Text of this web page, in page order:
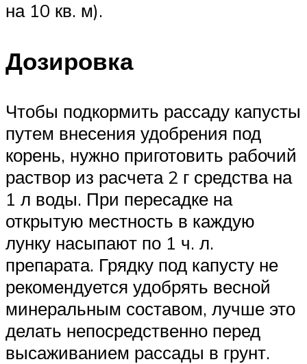
на 10 кв. м).
Дозировка
Чтобы подкормить рассаду капусты
путем внесения удобрения под
корень, нужно приготовить рабочий
раствор из расчета 2 г средства на
1 л воды. При пересадке на
открытую местность в каждую
лунку насыпают по 1 ч. л.
препарата. Грядку под капусту не
рекомендуется удобрять весной
минеральным составом, лучше это
делать непосредственно перед
высаживанием рассады в грунт.